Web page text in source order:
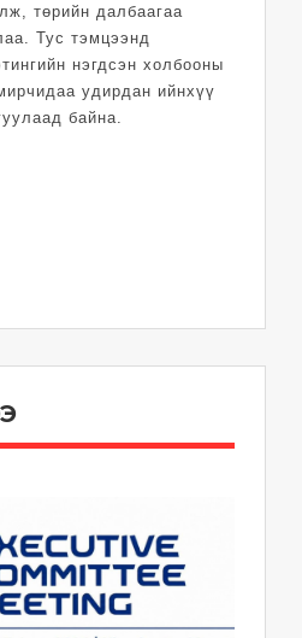
төрийн далбаагаа
Тус тэмцээнд
нэгдсэн холбооны
удирдан ийнхүү
байна.